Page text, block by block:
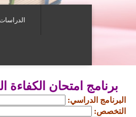
الدراسات
برنامج امتحان الكفاءة
البرنامج الدراسي:
التخصص: